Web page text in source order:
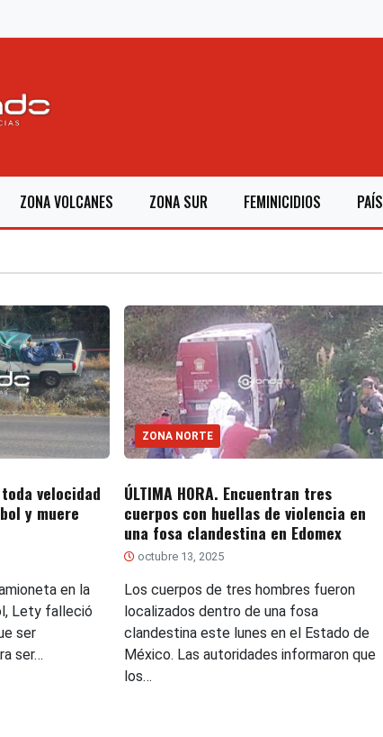
ZONA VOLCANES ZONA SUR FEMINICIDIOS PAÍS
toda velocidad
y muere
en la
Lety falleció
ser
ser…
ZONA NORTE
ÚLTIMA HORA. Encuentran tres
cuerpos con huellas de violencia en
una fosa clandestina en Edomex
octubre 13, 2025
Los cuerpos de tres hombres fueron
localizados dentro de una fosa
clandestina este lunes en el Estado de
México. Las autoridades informaron que
los…